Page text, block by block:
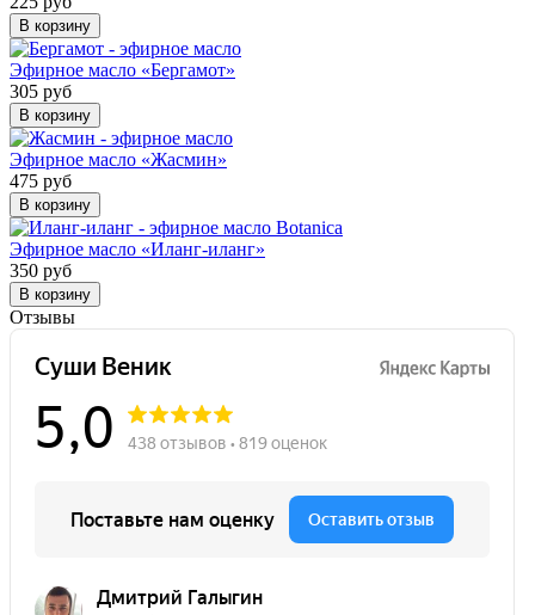
В корзину
Эфирное масло «Бергамот»
305 руб
В корзину
Эфирное масло «Жасмин»
475 руб
В корзину
Эфирное масло «Иланг-иланг»
350 руб
В корзину
Отзывы